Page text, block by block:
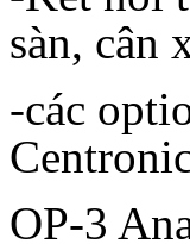
sàn, cân
-các
OP-3